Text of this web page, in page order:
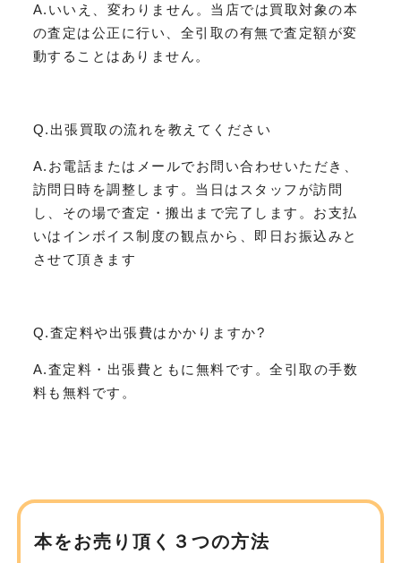
A.いいえ、変わりません。当店では買取対象の本
の査定は公正に行い、全引取の有無で査定額が変
動することはありません。
Q.出張買取の流れを教えてください
A.お電話またはメールでお問い合わせいただき、
訪問日時を調整します。当日はスタッフが訪問
し、その場で査定・搬出まで完了します。お支払
いはインボイス制度の観点から、即日お振込みと
させて頂きます
Q.査定料や出張費はかかりますか?
A.査定料・出張費ともに無料です。全引取の手数
料も無料です。
本をお売り頂く３つの方法